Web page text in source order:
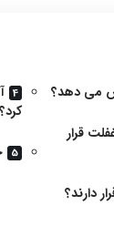
می دهد؟
قرار
دارند؟
کرد؟